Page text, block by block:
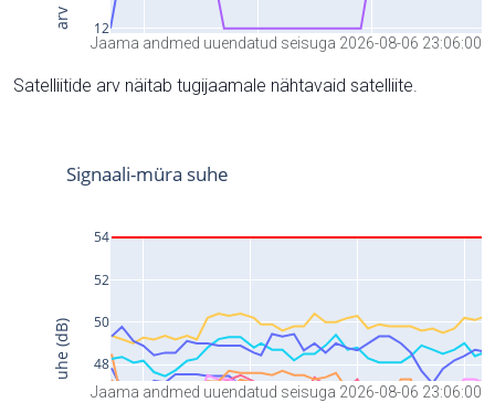
Jaama andmed uuendatud seisuga 2026-08-06 23:06:00
Satelliitide arv näitab tugijaamale nähtavaid satelliite.
Jaama andmed uuendatud seisuga 2026-08-06 23:06:00